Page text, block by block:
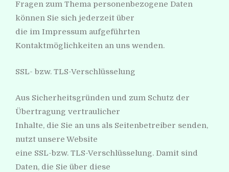
Fragen zum Thema personenbezogene Daten
können Sie sich jederzeit über
die im Impressum aufgeführten
Kontaktmöglichkeiten an uns wenden.
SSL- bzw. TLS-Verschlüsselung
Aus Sicherheitsgründen und zum Schutz der
Übertragung vertraulicher
Inhalte, die Sie an uns als Seitenbetreiber senden,
nutzt unsere Website
eine SSL-bzw. TLS-Verschlüsselung. Damit sind
Daten, die Sie über diese